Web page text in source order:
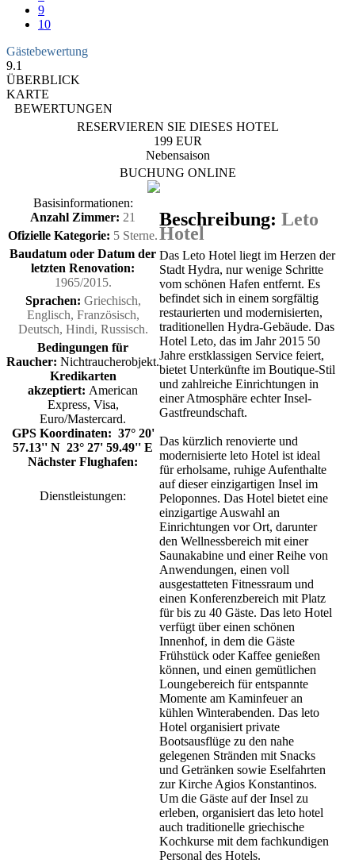
9
10
Gästebewertung
9.1
ÜBERBLICK
KARTE
BEWERTUNGEN
RESERVIEREN SIE DIESES HOTEL
199 EUR
Nebensaison
BUCHUNG ONLINE
Basisinformationen:
Anzahl Zimmer: 21
Ofizielle Kategorie: 5 Sterne.
Baudatum oder Datum der
letzten Renovation:
1965/2015.
Sprachen: Griechisch,
Englisch, Französisch,
Deutsch, Hindi, Russisch.
Bedingungen für
Raucher: Nichtraucherobjekt.
Kredikarten
akzeptiert: American
Express, Visa,
Euro/Mastercard.
GPS Koordinaten: 37° 20'
57.13'' N 23° 27' 59.49'' E
Nächster Flughafen:
Dienstleistungen:
Beschreibung: Leto
Hotel
Das Leto Hotel liegt im Herzen der
Stadt Hydra, nur wenige Schritte
vom schönen Hafen entfernt. Es
befindet sich in einem sorgfältig
restaurierten und modernisierten,
traditionellen Hydra-Gebäude. Das
Hotel Leto, das im Jahr 2015 50
Jahre erstklassigen Service feiert,
bietet Unterkünfte im Boutique-Stil
und zahlreiche Einrichtungen in
einer Atmosphäre echter Insel-
Gastfreundschaft.
Das kürzlich renovierte und
modernisierte leto Hotel ist ideal
für erholsame, ruhige Aufenthalte
auf dieser einzigartigen Insel im
Peloponnes. Das Hotel bietet eine
einzigartige Auswahl an
Einrichtungen vor Ort, darunter
den Wellnessbereich mit einer
Saunakabine und einer Reihe von
Anwendungen, einen voll
ausgestatteten Fitnessraum und
einen Konferenzbereich mit Platz
für bis zu 40 Gäste. Das leto Hotel
verfügt über einen schönen
Innenhof, in dem die Gäste
Frühstück oder Kaffee genießen
können, und einen gemütlichen
Loungebereich für entspannte
Momente am Kaminfeuer an
kühlen Winterabenden. Das leto
Hotel organisiert private
Bootsausflüge zu den nahe
gelegenen Stränden mit Snacks
und Getränken sowie Eselfahrten
zur Kirche Agios Konstantinos.
Um die Gäste auf der Insel zu
erleben, organisiert das leto hotel
auch traditionelle griechische
Kochkurse mit dem fachkundigen
Personal des Hotels.